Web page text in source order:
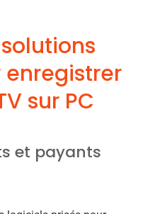
sur PC
et payants